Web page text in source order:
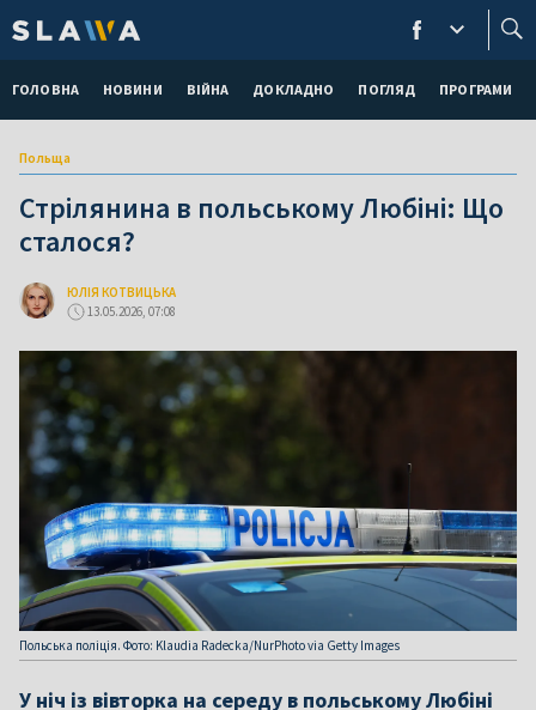
ГОЛОВНА НОВИНИ ВІЙНА ДОКЛАДНО ПОГЛЯД ПРОГРАМИ
Польща
Стрілянина в польському Любіні: Що
сталося?
ЮЛІЯ КОТВИЦЬКА
13.05.2026, 07:08
Польська поліція. Фото: Klaudia Radecka/NurPhoto via Getty Images
У ніч із вівторка на середу в польському Любіні